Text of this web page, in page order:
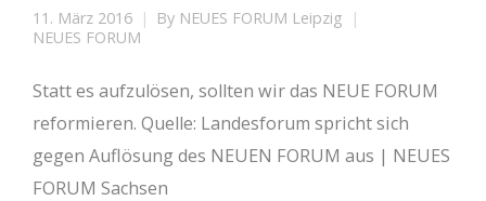
11. März 2016 By NEUES FORUM Leipzig
NEUES FORUM
Statt es aufzulösen, sollten wir das NEUE FORUM
reformieren. Quelle: Landesforum spricht sich
gegen Auflösung des NEUEN FORUM aus | NEUES
FORUM Sachsen